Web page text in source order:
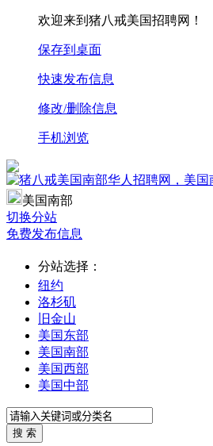
欢迎来到猪八戒美国招聘网！
保存到桌面
快速发布信息
修改/删除信息
手机浏览
美国南部
切换分站
免费发布信息
分站选择：
纽约
洛杉矶
旧金山
美国东部
美国南部
美国西部
美国中部